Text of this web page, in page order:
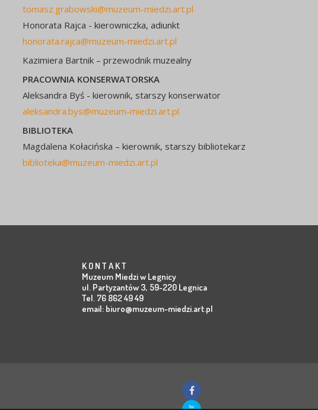
tomasz.grabowski@muzeum-miedzi.art.pl
Honorata Rajca - kierowniczka, adiunkt
honorata.rajca@muzeum-miedzi.art.pl
Kazimiera Bartnik – przewodnik muzealny
PRACOWNIA KONSERWATORSKA
Aleksandra Byś - kierownik, starszy konserwator
aleksandra.bys@muzeum-miedzi.art.pl
BIBLIOTEKA
Magdalena Kołacińska – kierownik, starszy bibliotekarz
biblioteka@muzeum-miedzi.art.pl
K O N T A K T
Muzeum Miedzi w Legnicy
ul. Partyzantów 3, 59-220 Legnica
Tel. 76 862 49 49
email: biuro@muzeum-miedzi.art.pl